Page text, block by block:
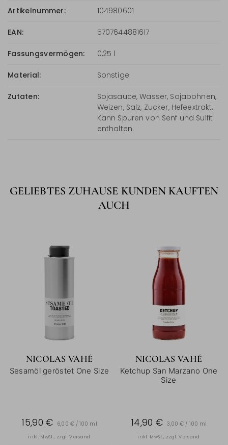
Artikelnummer: 104980601
EAN: 5707644881617
Fassungsvermögen: 0,25 l
Material: Sonstige
Zutaten:
Sojasauce, Wasser, Sojabohnen,
Weizen, Salz, Zucker, Hefeextrakt.
Kann Spuren von Senf und Sulfit
enthalten.
GELIEBTES ZUHAUSE KUNDEN KAUFTEN
AUCH
NICOLAS VAHÉ
Sesamöl geröstet One Size
15,90 € 6,00 € / 100 ml
inkl. MwSt., zzgl.Versand
NICOLAS VAHÉ
Ketchup San Marzano One
Size
14,90 € 3,00 € / 100 ml
inkl. MwSt., zzgl.Versand